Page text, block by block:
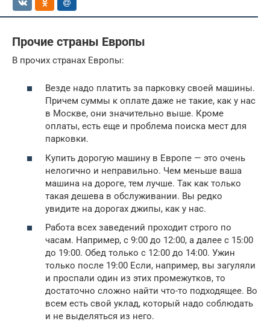
Прочие страны Европы
В прочих странах Европы:
Везде надо платить за парковку своей машины.
Причем суммы к оплате даже не такие, как у нас
в Москве, они значительно выше. Кроме
оплаты, есть еще и проблема поиска мест для
парковки.
Купить дорогую машину в Европе — это очень
нелогично и неправильно. Чем меньше ваша
машина на дороге, тем лучше. Так как только
такая дешева в обслуживании. Вы редко
увидите на дорогах джипы, как у нас.
Работа всех заведений проходит строго по
часам. Например, с 9:00 до 12:00, а далее с 15:00
до 19:00. Обед только с 12:00 до 14:00. Ужин
только после 19:00 Если, например, вы загуляли
и проспали один из этих промежутков, то
достаточно сложно найти что-то подходящее. Во
всем есть свой уклад, который надо соблюдать
и не выделяться из него.